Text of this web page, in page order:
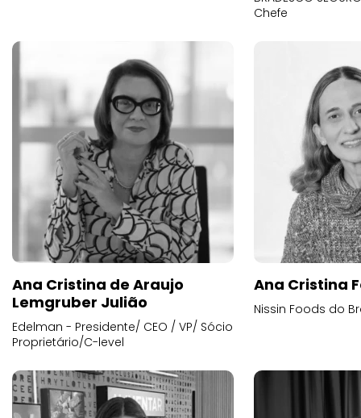
Chefe
Ana Cristina de Araujo
Lemgruber Julião
Edelman - Presidente/ CEO / VP/ Sócio
Proprietário/C-level
Ana Cristina
Nissin Foods do